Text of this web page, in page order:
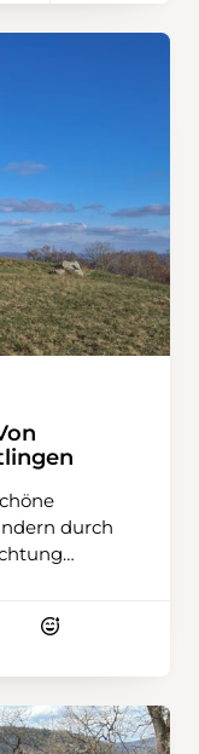
durch
Feldern.
die der
auf
So